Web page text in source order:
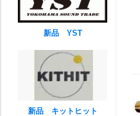
新品 YST
新品 キットヒット